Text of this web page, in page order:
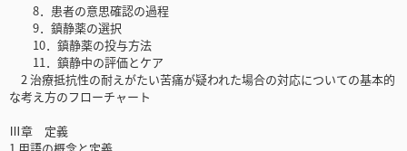
8．患者の意思確認の過程
9．鎮静薬の選択
10．鎮静薬の投与方法
11．鎮静中の評価とケア
2 治療抵抗性の耐えがたい苦痛が疑われた場合の対応についての基本的
な考え方のフローチャート
Ⅲ章 定義